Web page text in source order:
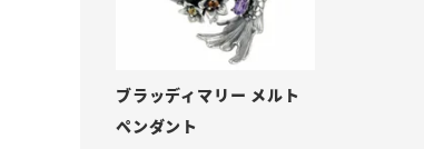
ブラッディマリー メルト
ペンダント